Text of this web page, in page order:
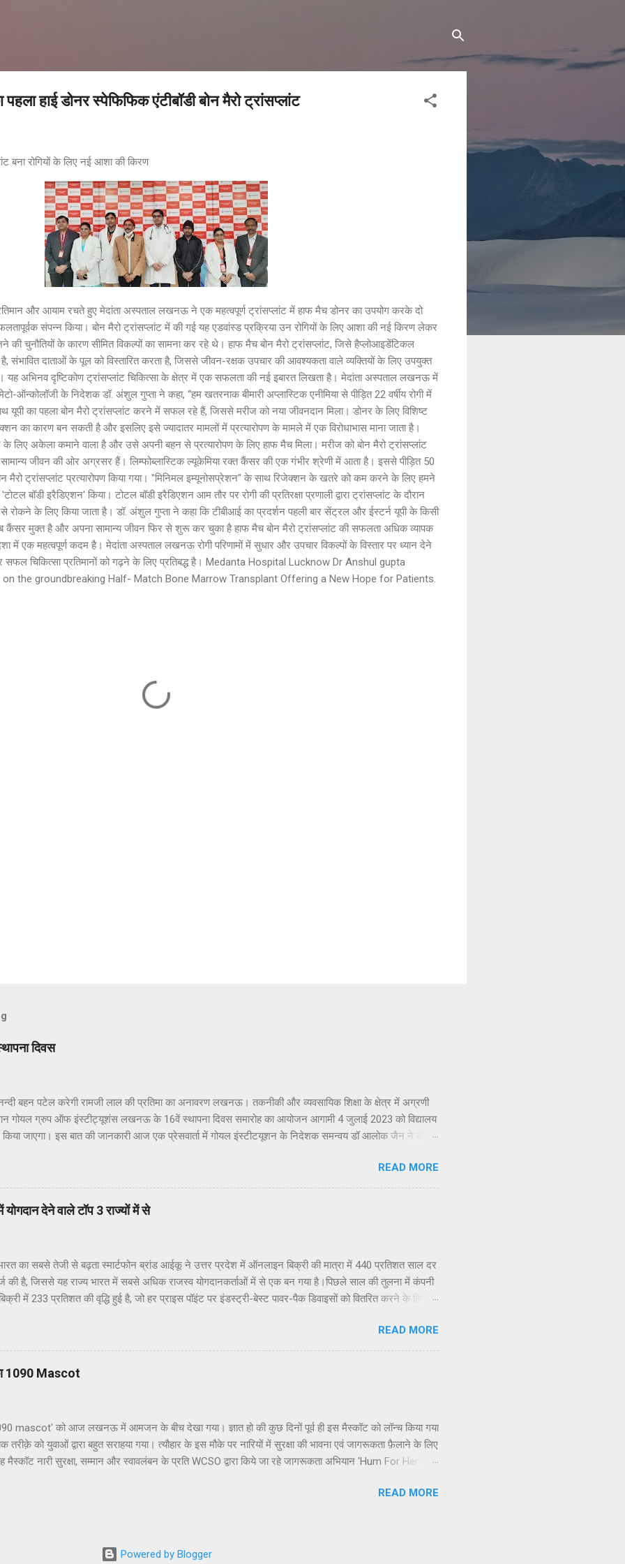
हाई डोनर स्पेफिफिक एंटीबॉडी बोन मैरो ट्रांसप्लांट
बना रोगियों के लिए नई आशा की किरण
और आयाम रचते हुए मेदांता अस्पताल लखनऊ ने एक महत्वपूर्ण ट्रांसप्लांट में हाफ मैच डोनर का उपयोग करके दो
संपन्न किया। बोन मैरो ट्रांसप्लांट में की गई यह एडवांस्ड प्रक्रिया उन रोगियों के लिए आशा की नई किरण लेकर
चुनौतियों के कारण सीमित विकल्पों का सामना कर रहे थे। हाफ मैच बोन मैरो ट्रांसप्लांट, जिसे हैप्लोआइडेंटिकल
संभावित दाताओं के पूल को विस्तारित करता है, जिससे जीवन-रक्षक उपचार की आवश्यकता वाले व्यक्तियों के लिए उपयुक्त
यह अभिनव दृष्टिकोण ट्रांसप्लांट चिकित्सा के क्षेत्र में एक सफलता की नई इबारत लिखता है। मेदांता अस्पताल लखनऊ में
ऑन्कोलॉजी के निदेशक डॉ. अंशुल गुप्ता ने कहा, “हम खतरनाक बीमारी अप्लास्टिक एनीमिया से पीड़ित 22 वर्षीय रोगी में
यूपी का पहला बोन मैरो ट्रांसप्लांट करने में सफल रहे हैं, जिससे मरीज को नया जीवनदान मिला। डोनर के लिए विशिष्ट
का कारण बन सकती है और इसलिए इसे ज्यादातर मामलों में प्रत्यारोपण के मामले में एक विरोधाभास माना जाता है।
के लिए अकेला कमाने वाला है और उसे अपनी बहन से प्रत्यारोपण के लिए हाफ मैच मिला। मरीज को बोन मैरो ट्रांसप्लांट
जीवन की ओर अग्रसर हैं। लिम्फोब्लास्टिक ल्यूकेमिया रक्त कैंसर की एक गंभीर श्रेणी में आता है। इससे पीड़ित 50
मैरो ट्रांसप्लांट प्रत्यारोपण किया गया। "मिनिमल इम्यूनोसप्रेशन" के साथ रिजेक्शन के खतरे को कम करने के लिए हमने
बॉडी इरैडिएशन' किया। टोटल बॉडी इरैडिएशन आम तौर पर रोगी की प्रतिरक्षा प्रणाली द्वारा ट्रांसप्लांट के दौरान
रोकने के लिए किया जाता है। डॉ. अंशुल गुप्ता ने कहा कि टीबीआई का प्रदर्शन पहली बार सेंट्रल और ईस्टर्न यूपी के किसी
कैंसर मुक्त है और अपना सामान्य जीवन फिर से शुरू कर चुका है हाफ मैच बोन मैरो ट्रांसप्लांट की सफलता अधिक व्यापक
में एक महत्वपूर्ण कदम है। मेदांता अस्पताल लखनऊ रोगी परिणामों में सुधार और उपचार विकल्पों के विस्तार पर ध्यान देने
सफल चिकित्सा प्रतिमानों को गढ़ने के लिए प्रतिबद्ध है। Medanta Hospital Lucknow Dr Anshul gupta
the groundbreaking Half- Match Bone Marrow Transplant Offering a New Hope for Patients.
दिवस
बहन पटेल करेगी रामजी लाल की प्रतिमा का अनावरण लखनऊ। तकनीकी और व्यवसायिक शिक्षा के क्षेत्र में अग्रणी
गोयल ग्रुप ऑफ इंस्टीट्यूशंस लखनऊ के 16वें स्थापना दिवस समारोह का आयोजन आगामी 4 जुलाई 2023 को विद्यालय
जाएगा। इस बात की जानकारी आज एक प्रेसवार्ता में गोयल इंस्टीटयूशन के निदेशक समन्वय डॉ आलोक जैन ने दी।
ग्रुप इं. महेश कुमार अग्रवाल (गोयल) के पिता स्व: रामजी लाल अग्रवाल को समर्पित होगा। उन्होने बताया की इस बार पूरा
रामजी लाल अग्रवाल जन्म शताब्दी समारोह के रूप में मनाया जाएगा। श्री रामजी लाल अग्रवाल का जन्म 31 मार्च 1923
आलोक जैन ने बताया की गोयल ग्रुप ऑफ इंस्टीट्यूशंस के स्थापना दिवस समारोह की मुख्य अतिथि उत्तर प्रदेश की
आनन्दी बेन पटेल होंगी। इस अवसर पर राज्यपाल गोयल ग्रुप के अध्यक्ष इं. महेश कुमार अग्रवाल (गोयल) के पिता
READ MORE
देने वाले टॉप 3 राज्यों में से
का सबसे तेजी से बढ़ता स्मार्टफोन ब्रांड आईकू ने उत्तर प्रदेश में ऑनलाइन बिक्री की मात्रा में 440 प्रतिशत साल दर
की है, जिससे यह राज्य भारत में सबसे अधिक राजस्व योगदानकर्ताओं में से एक बन गया है।पिछले साल की तुलना में कंपनी
में 233 प्रतिशत की वृद्धि हुई है, जो हर प्राइस पॉइंट पर इंडस्ट्री-बेस्ट पावर-पैक डिवाइसों को वितरित करने के लिए
के सबसे अधिक बिकने वाले स्मार्टफोन के रूप में रिकॉर्ड तोड़ रहा है। उत्तर प्रदेश देश में आईकू जेड7 की बिक्री में 12
देने वाले प्रमुख बाजारों में से एक था। ब्रांड की ग्रोथ जर्नी को शेयर करते हुए आईकू के चीफ एग्जीक्यूटिव ऑफिसर,
ने कहा हमने परफॉर्मेंस ओरिएंटेड प्रोडक्ट पर अपना फोकस करते हुए राज्य और देश भर में स्थिर वृद्धि और उत्साहजनक
READ MORE
1090 Mascot
mascot' को आज लखनऊ में आमजन के बीच देखा गया। ज्ञात हो की कुछ दिनों पूर्व ही इस मैस्कॉट को लॉन्च किया गया
को युवाओं द्वारा बहुत सराहया गया। त्यौहार के इस मौके पर नारियों में सुरक्षा की भावना एवं जागरूकता फ़ैलाने के लिए
नारी सुरक्षा, सम्मान और स्वावलंबन के प्रति WCSO द्वारा किये जा रहे जागरूकता अभियान 'Hum For Her' का
में भागिदार बनें। इस अभियान के लिए संगठन द्वारा ऑनलाइन व ऑफलाइन दोनों माध्यम से जागरूकता फ़ैलाने का निर्णय
READ MORE
Powered by Blogger